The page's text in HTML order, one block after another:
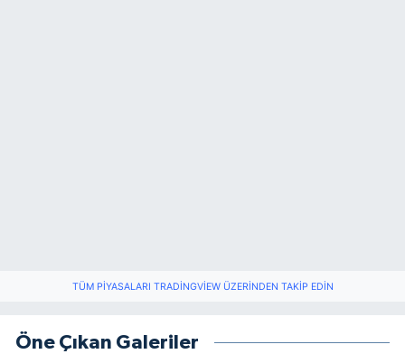
TÜM PIYASALARI TRADINGVIEW ÜZERINDEN TAKIP EDIN
Öne Çıkan Galeriler